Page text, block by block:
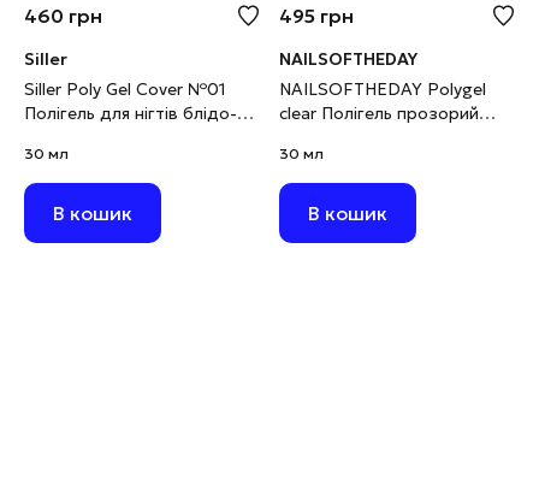
460 грн
Siller
Siller Poly Gel Cover №01
Полігель для нігтів блідо-
30 мл
В кошик
495 грн
NAILSOFTHEDAY
NAILSOFTHEDAY Polygel
clear Полігель прозорий
30 мл
В кошик